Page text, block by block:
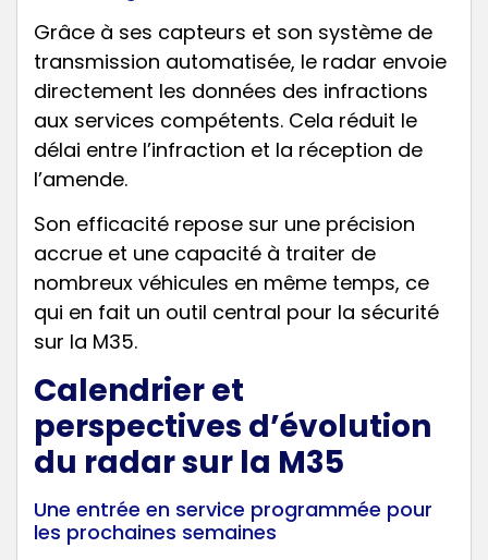
Grâce à ses capteurs et son système de
transmission automatisée, le radar envoie
directement les données des infractions
aux services compétents. Cela réduit le
délai entre l’infraction et la réception de
l’amende.
Son efficacité repose sur une précision
accrue et une capacité à traiter de
nombreux véhicules en même temps, ce
qui en fait un outil central pour la sécurité
sur la M35.
Calendrier et
perspectives d’évolution
du radar sur la M35
Une entrée en service programmée pour
les prochaines semaines